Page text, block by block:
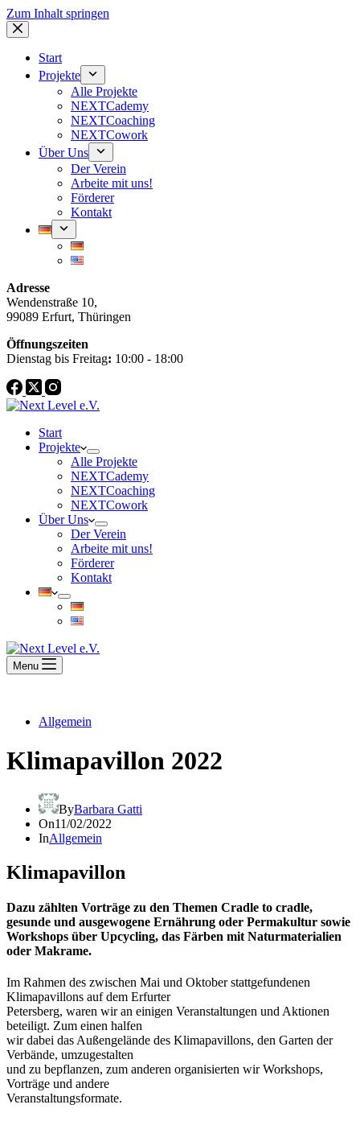
Zum Inhalt springen
Start
Projekte
Alle Projekte
NEXTCademy
NEXTCoaching
NEXTCowork
Über Uns
Der Verein
Arbeite mit uns!
Förderer
Kontakt
Adresse
Wendenstraße 10,
99089 Erfurt, Thüringen
Öffnungszeiten
Dienstag bis Freitag: 10:00 - 18:00
Start
Projekte
Alle Projekte
NEXTCademy
NEXTCoaching
NEXTCowork
Über Uns
Der Verein
Arbeite mit uns!
Förderer
Kontakt
Menu
Allgemein
Klimapavillon 2022
ByBarbara Gatti
On11/02/2022
InAllgemein
Klimapavillon
Dazu zählten Vorträge zu den Themen Cradle to cradle,
gesunde und ausgewogene Ernährung oder Permakultur sowie
Workshops über Upcycling, das Färben mit Naturmaterialien
oder Makrame.
Im Rahmen des zwischen Mai und Oktober stattgefundenen
Klimapavillons auf dem Erfurter
Petersberg, waren wir an einigen Veranstaltungen und Aktionen
beteiligt. Zum einen halfen
wir dabei das Außengelände des Klimapavillons, den Garten der
Verbände, umzugestalten
und zu bepflanzen, zum anderen organisierten wir Workshops,
Vorträge und andere
Veranstaltungsformate.